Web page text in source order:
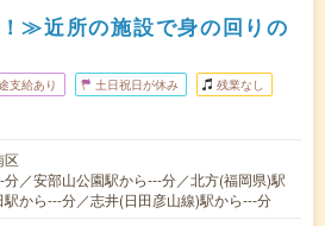
≫近所の施設で身の回りの
支給あり 土日祝日が休み 残業なし
区
／安部山公園駅から---分／北方(福岡県)駅
から---分／志井(日田彦山線)駅から---分